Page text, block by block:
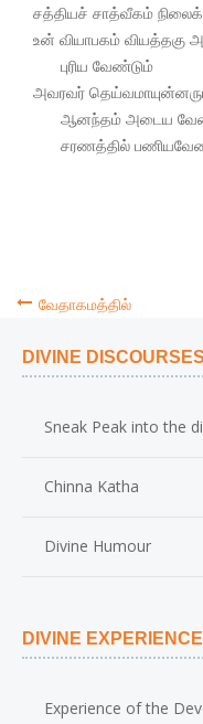
சத்தியச் சாத்வீகம்
உன் வியாபகம் வியத்தகு
புரிய வேண்டும்
அவரவர்
ஆனந்தம் அடைய
சரணத்தில்
Post
வேதாகமத்தில்
DIVINE DISCOURSES
Sneak Peak into the
Chinna Katha
Divine Humour
DIVINE
Experience of the